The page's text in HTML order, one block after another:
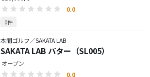
0.0
0件
本間ゴルフ／SAKATA LAB
SAKATA LAB パター（SL005）
オープン
0.0